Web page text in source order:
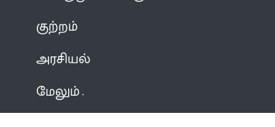
குற்றம்
அரசியல்
மேலும்